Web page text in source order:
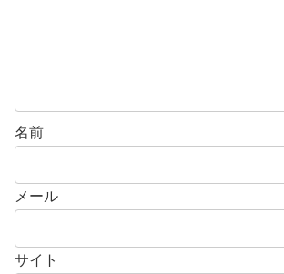
名前
メール
サイト